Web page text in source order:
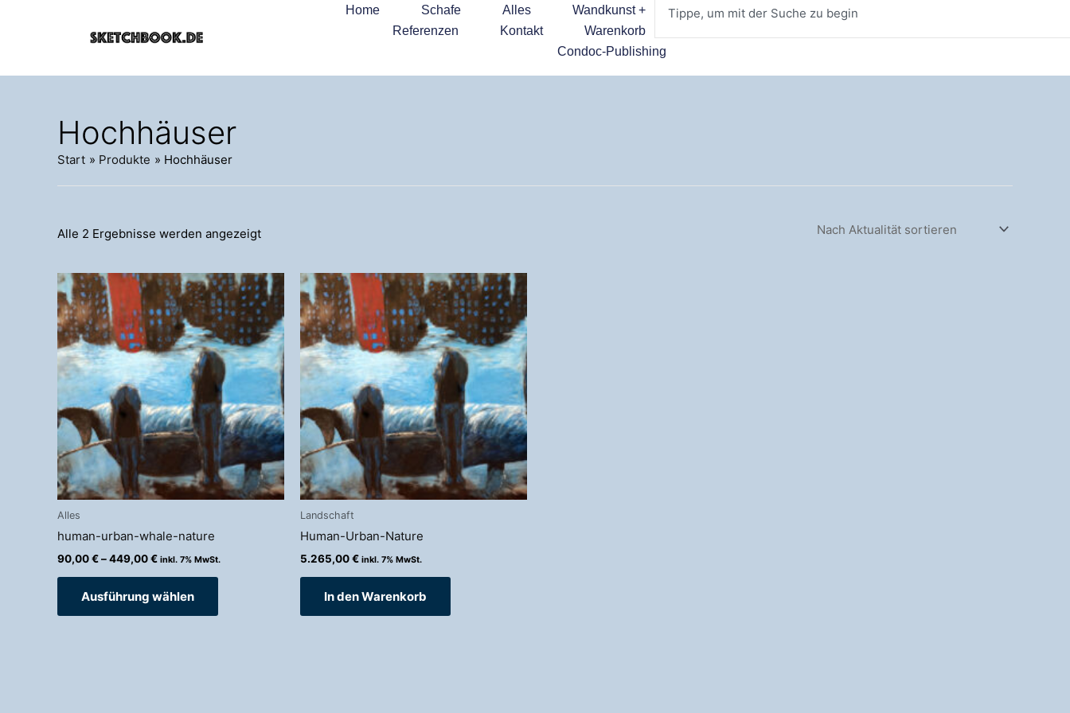
Home Schafe Alles
Wandkunst +
Referenzen
Kontakt
Warenkorb
Condoc-Publishing
Hochhäuser
Start Produkte Hochhäuser
Alle 2 Ergebnisse werden angezeigt
Alles
human-urban-whale-nature
90,00€–449,00€
Preisspanne:
90,00 €
bis
449,00 €
inkl. 7% MwSt.
Ausführung wählen
Dieses
Produkt
weist
mehrere
Varianten
auf.
Die
Optionen
können
auf
der
Produktseite
Landschaft
Human-Urban-Nature
5.265,00€ inkl. 7% MwSt.
In den Warenkorb